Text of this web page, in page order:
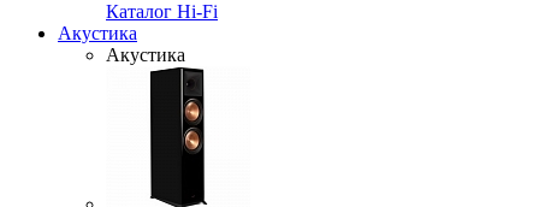
Каталог Hi-Fi
Акустика
Акустика